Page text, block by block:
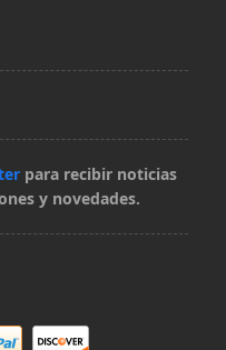
para recibir noticias
y novedades.